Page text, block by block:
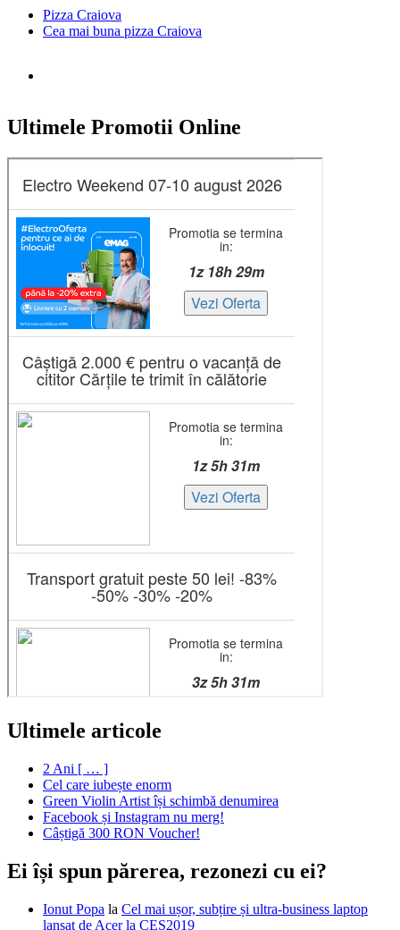
Pizza Craiova
Cea mai buna pizza Craiova
Ultimele Promotii Online
Ultimele articole
2 Ani [ … ]
Cel care iubește enorm
Green Violin Artist își schimbă denumirea
Facebook și Instagram nu merg!
Câștigă 300 RON Voucher!
Ei își spun părerea, rezonezi cu ei?
Ionut Popa la Cel mai ușor, subțire și ultra-business laptop
lansat de Acer la CES2019